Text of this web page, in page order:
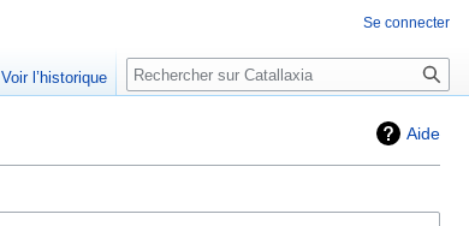
Aide
Se connecter
Voir l’historique Rechercher